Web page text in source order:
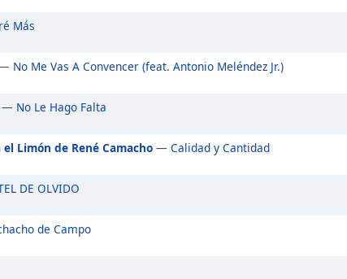
Más
No Me Vas A Convencer (feat. Antonio Meléndez Jr.)
— No Le Hago Falta
Limón de René Camacho — Calidad y Cantidad
DE OLVIDO
de Campo